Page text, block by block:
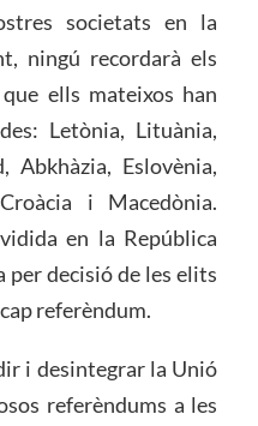
societats en la
ningú recordarà els
ells mateixos han
Letònia, Lituània,
Abkhàzia, Eslovènia,
i Macedònia.
en la República
per decisió de les elits
referèndum.
i desintegrar la Unió
referèndums a les